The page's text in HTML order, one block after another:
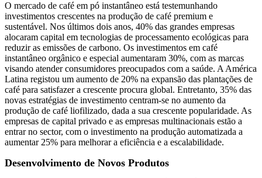
O mercado de café em pó instantâneo está testemunhando
investimentos crescentes na produção de café premium e
sustentável. Nos últimos dois anos, 40% das grandes empresas
alocaram capital em tecnologias de processamento ecológicas para
reduzir as emissões de carbono. Os investimentos em café
instantâneo orgânico e especial aumentaram 30%, com as marcas
visando atender consumidores preocupados com a saúde. A América
Latina registou um aumento de 20% na expansão das plantações de
café para satisfazer a crescente procura global. Entretanto, 35% das
novas estratégias de investimento centram-se no aumento da
produção de café liofilizado, dada a sua crescente popularidade. As
empresas de capital privado e as empresas multinacionais estão a
entrar no sector, com o investimento na produção automatizada a
aumentar 25% para melhorar a eficiência e a escalabilidade.
Desenvolvimento de Novos Produtos